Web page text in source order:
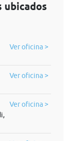
ubicados
Ver oficina >
Ver oficina >
Ver oficina >